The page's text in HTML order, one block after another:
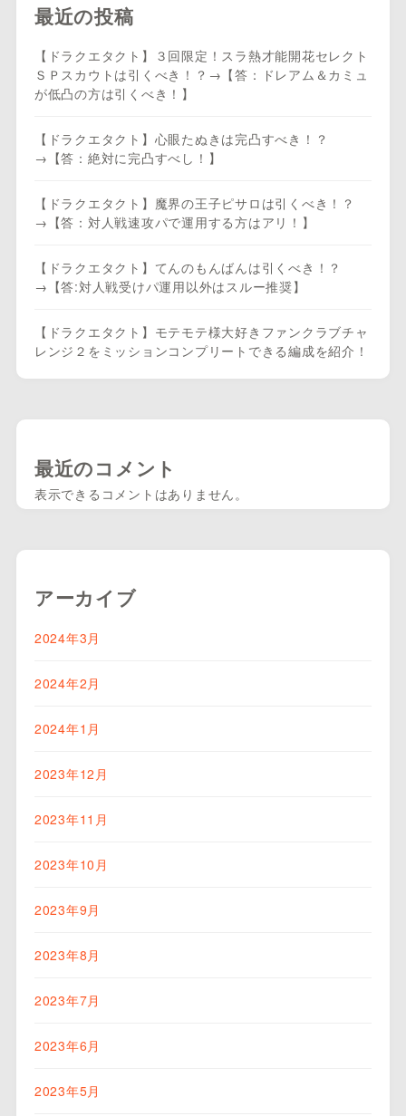
最近の投稿
【ドラクエタクト】３回限定！スラ熱才能開花セレクト
ＳＰスカウトは引くべき！？→【答：ドレアム＆カミュ
が低凸の方は引くべき！】
【ドラクエタクト】心眼たぬきは完凸すべき！？
→【答：絶対に完凸すべし！】
【ドラクエタクト】魔界の王子ピサロは引くべき！？
→【答：対人戦速攻パで運用する方はアリ！】
【ドラクエタクト】てんのもんばんは引くべき！？
→【答:対人戦受けパ運用以外はスルー推奨】
【ドラクエタクト】モテモテ様大好きファンクラブチャ
レンジ２をミッションコンプリートできる編成を紹介！
最近のコメント
表示できるコメントはありません。
アーカイブ
2024年3月
2024年2月
2024年1月
2023年12月
2023年11月
2023年10月
2023年9月
2023年8月
2023年7月
2023年6月
2023年5月